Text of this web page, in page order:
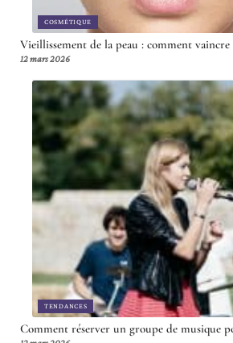
COSMÉTIQUE
Vieillissement de la peau : comment vaincre
12 mars 2026
TENDANCES
Comment réserver un groupe de musique